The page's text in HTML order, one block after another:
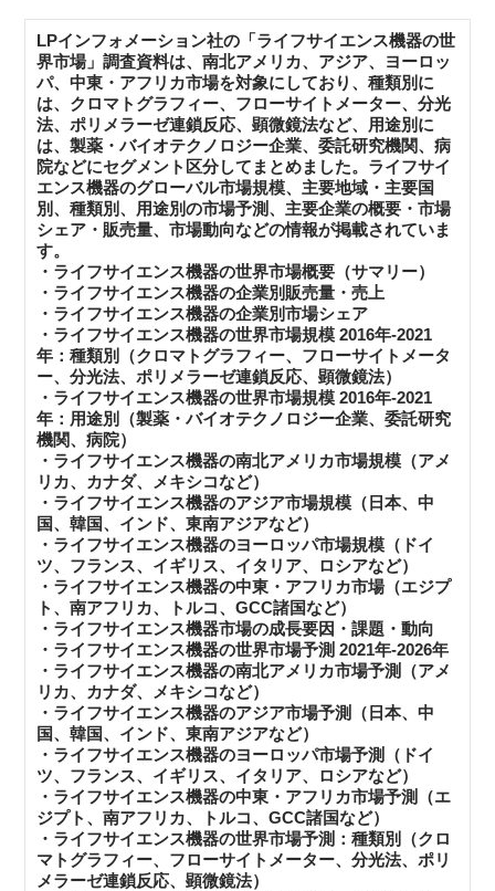
LPインフォメーション社の「ライフサイエンス機器の世
界市場」調査資料は、南北アメリカ、アジア、ヨーロッ
パ、中東・アフリカ市場を対象にしており、種類別に
は、クロマトグラフィー、フローサイトメーター、分光
法、ポリメラーゼ連鎖反応、顕微鏡法など、用途別に
は、製薬・バイオテクノロジー企業、委託研究機関、病
院などにセグメント区分してまとめました。ライフサイ
エンス機器のグローバル市場規模、主要地域・主要国
別、種類別、用途別の市場予測、主要企業の概要・市場
シェア・販売量、市場動向などの情報が掲載されていま
す。
・ライフサイエンス機器の世界市場概要（サマリー）
・ライフサイエンス機器の企業別販売量・売上
・ライフサイエンス機器の企業別市場シェア
・ライフサイエンス機器の世界市場規模 2016年-2021
年：種類別（クロマトグラフィー、フローサイトメータ
ー、分光法、ポリメラーゼ連鎖反応、顕微鏡法）
・ライフサイエンス機器の世界市場規模 2016年-2021
年：用途別（製薬・バイオテクノロジー企業、委託研究
機関、病院）
・ライフサイエンス機器の南北アメリカ市場規模（アメ
リカ、カナダ、メキシコなど）
・ライフサイエンス機器のアジア市場規模（日本、中
国、韓国、インド、東南アジアなど）
・ライフサイエンス機器のヨーロッパ市場規模（ドイ
ツ、フランス、イギリス、イタリア、ロシアなど）
・ライフサイエンス機器の中東・アフリカ市場（エジプ
ト、南アフリカ、トルコ、GCC諸国など）
・ライフサイエンス機器市場の成長要因・課題・動向
・ライフサイエンス機器の世界市場予測 2021年-2026年
・ライフサイエンス機器の南北アメリカ市場予測（アメ
リカ、カナダ、メキシコなど）
・ライフサイエンス機器のアジア市場予測（日本、中
国、韓国、インド、東南アジアなど）
・ライフサイエンス機器のヨーロッパ市場予測（ドイ
ツ、フランス、イギリス、イタリア、ロシアなど）
・ライフサイエンス機器の中東・アフリカ市場予測（エ
ジプト、南アフリカ、トルコ、GCC諸国など）
・ライフサイエンス機器の世界市場予測：種類別（クロ
マトグラフィー、フローサイトメーター、分光法、ポリ
メラーゼ連鎖反応、顕微鏡法）